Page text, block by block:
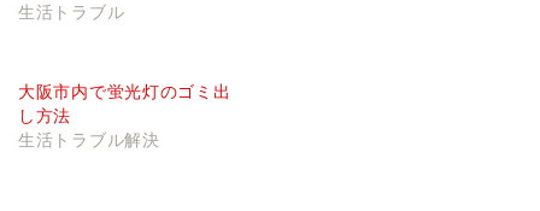
生活トラブル
大阪市内で蛍光灯のゴミ出
し方法
生活トラブル解決